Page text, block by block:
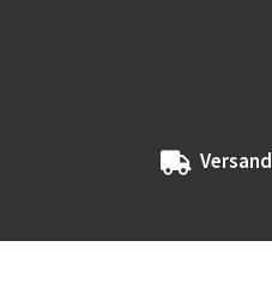
Versand